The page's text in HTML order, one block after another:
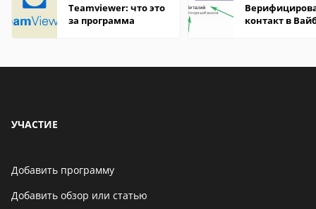
Teamviewer: что это
за программа
контакт в
УЧАСТИЕ
Добавить программу
Добавить обзор или статью